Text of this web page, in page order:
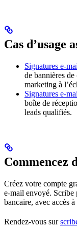
Cas d’usage
Signatures e-
de bannières
marketing à
Signatures e-
boîte de
leads qualifiés.
Commencez
Créez votre compte
e-mail envoyé. Scribe
bancaire, avec accès
Rendez-vous sur